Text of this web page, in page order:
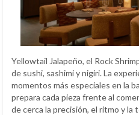
Yellowtail Jalapeño, el Rock
de sushi, sashimi y nigiri. La
momentos más especiales en la
prepara cada pieza frente al
de cerca la precisión, el ritmo y la